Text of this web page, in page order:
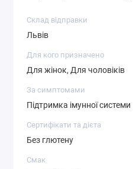
Розмір порції:
L-лізин (як
* Daily Value (DV) не
Склад відправки
Львів
Для кого призначено
Для жінок, Для чоловіків
За симптомами
Підтримка імунної системи
Сертифікати та дієта
Без глютену
Смак